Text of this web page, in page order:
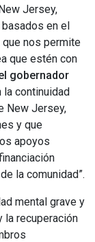
Jersey,
en el
que nos permite
que estén con
gobernador
la continuidad
New Jersey,
y que
apoyos
la comunidad”.
mental grave y
la recuperación